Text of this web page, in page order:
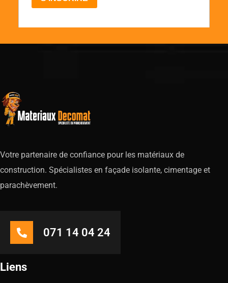
Votre partenaire de confiance pour les matériaux de
construction. Spécialistes en façade isolante, cimentage et
parachèvement.
071 14 04 24
Liens